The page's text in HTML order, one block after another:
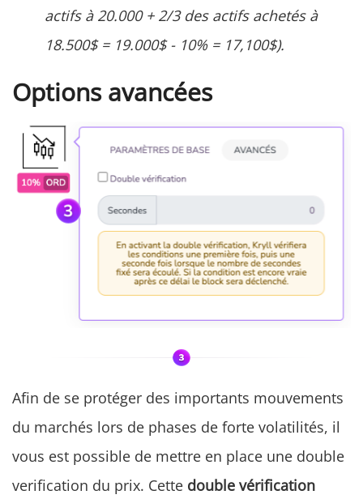
actifs à 20.000 + 2/3 des actifs achetés à
18.500$ = 19.000$ - 10% = 17,100$).
Options avancées
Afin de se protéger des importants mouvements
du marchés lors de phases de forte volatilités, il
vous est possible de mettre en place une double
verification du prix. Cette double vérification